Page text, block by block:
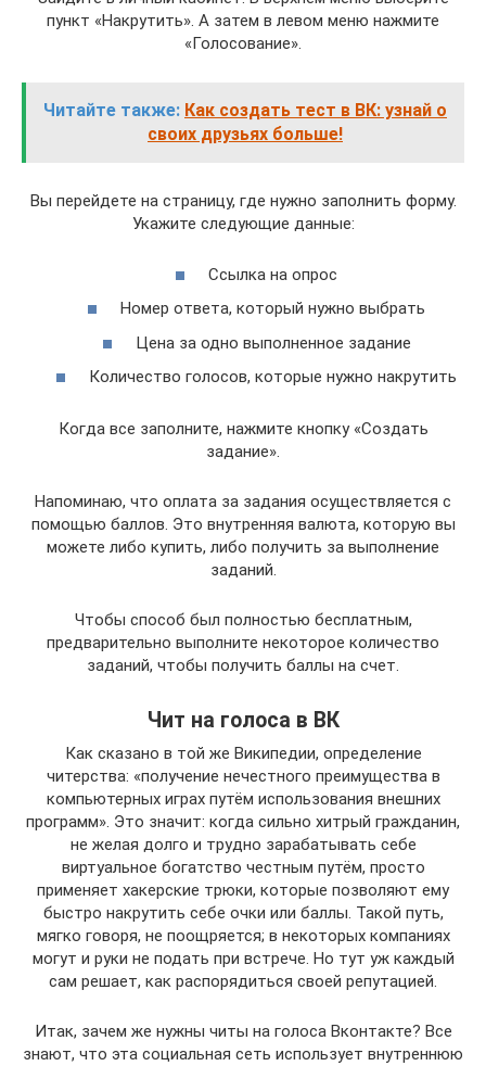
пункт «Накрутить». А затем в левом меню нажмите
«Голосование».
Читайте также: Как создать тест в ВК: узнай о
своих друзьях больше!
Вы перейдете на страницу, где нужно заполнить форму.
Укажите следующие данные:
Ссылка на опрос
Номер ответа, который нужно выбрать
Цена за одно выполненное задание
Количество голосов, которые нужно накрутить
Когда все заполните, нажмите кнопку «Создать
задание».
Напоминаю, что оплата за задания осуществляется с
помощью баллов. Это внутренняя валюта, которую вы
можете либо купить, либо получить за выполнение
заданий.
Чтобы способ был полностью бесплатным,
предварительно выполните некоторое количество
заданий, чтобы получить баллы на счет.
Чит на голоса в ВК
Как сказано в той же Википедии, определение
читерства: «получение нечестного преимущества в
компьютерных играх путём использования внешних
программ». Это значит: когда сильно хитрый гражданин,
не желая долго и трудно зарабатывать себе
виртуальное богатство честным путём, просто
применяет хакерские трюки, которые позволяют ему
быстро накрутить себе очки или баллы. Такой путь,
мягко говоря, не поощряется; в некоторых компаниях
могут и руки не подать при встрече. Но тут уж каждый
сам решает, как распорядиться своей репутацией.
Итак, зачем же нужны читы на голоса Вконтакте? Все
знают, что эта социальная сеть использует внутреннюю